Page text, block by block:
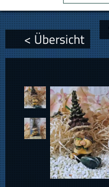
< Übersicht